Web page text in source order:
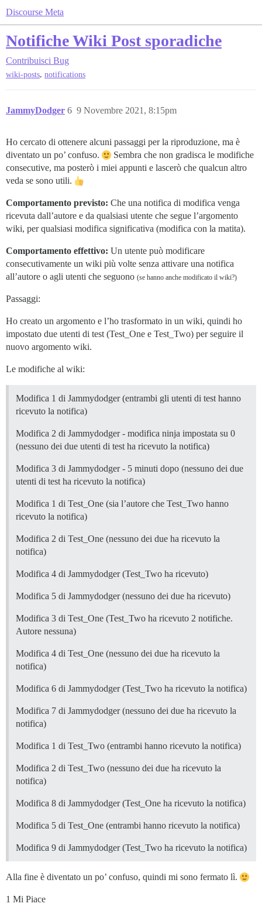
Discourse Meta
Notifiche Wiki Post sporadiche
Contribuisci Bug
wiki-posts, notifications
JammyDodger 9 Novembre 2021, 8:15pm
6
Ho cercato di ottenere alcuni passaggi per la riproduzione, ma è
diventato un po’ confuso.
Sembra che non gradisca le modifiche
consecutive, ma posterò i miei appunti e lascerò che qualcun altro
veda se sono utili.
Comportamento previsto: Che una notifica di modifica venga
ricevuta dall’autore e da qualsiasi utente che segue l’argomento
wiki, per qualsiasi modifica significativa (modifica con la matita).
Comportamento effettivo: Un utente può modificare
consecutivamente un wiki più volte senza attivare una notifica
all’autore o agli utenti che seguono (se hanno anche modificato il wiki?)
Passaggi:
Ho creato un argomento e l’ho trasformato in un wiki, quindi ho
impostato due utenti di test (Test_One e Test_Two) per seguire il
nuovo argomento wiki.
Le modifiche al wiki:
Modifica 1 di Jammydodger (entrambi gli utenti di test hanno
ricevuto la notifica)
Modifica 2 di Jammydodger - modifica ninja impostata su 0
(nessuno dei due utenti di test ha ricevuto la notifica)
Modifica 3 di Jammydodger - 5 minuti dopo (nessuno dei due
utenti di test ha ricevuto la notifica)
Modifica 1 di Test_One (sia l’autore che Test_Two hanno
ricevuto la notifica)
Modifica 2 di Test_One (nessuno dei due ha ricevuto la
notifica)
Modifica 4 di Jammydodger (Test_Two ha ricevuto)
Modifica 5 di Jammydodger (nessuno dei due ha ricevuto)
Modifica 3 di Test_One (Test_Two ha ricevuto 2 notifiche.
Autore nessuna)
Modifica 4 di Test_One (nessuno dei due ha ricevuto la
notifica)
Modifica 6 di Jammydodger (Test_Two ha ricevuto la notifica)
Modifica 7 di Jammydodger (nessuno dei due ha ricevuto la
notifica)
Modifica 1 di Test_Two (entrambi hanno ricevuto la notifica)
Modifica 2 di Test_Two (nessuno dei due ha ricevuto la
notifica)
Modifica 8 di Jammydodger (Test_One ha ricevuto la notifica)
Modifica 5 di Test_One (entrambi hanno ricevuto la notifica)
Modifica 9 di Jammydodger (Test_Two ha ricevuto la notifica)
Alla fine è diventato un po’ confuso, quindi mi sono fermato lì.
1 Mi Piace